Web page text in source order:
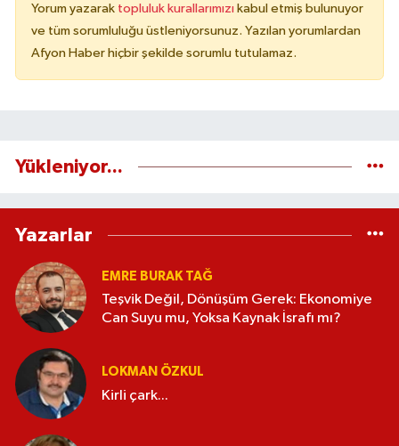
Yorum yazarak topluluk kurallarımızı kabul etmiş bulunuyor
ve tüm sorumluluğu üstleniyorsunuz. Yazılan yorumlardan
Afyon Haber hiçbir şekilde sorumlu tutulamaz.
Yükleniyor...
Yazarlar
EMRE BURAK TAĞ
Teşvik Değil, Dönüşüm Gerek: Ekonomiye
Can Suyu mu, Yoksa Kaynak İsrafı mı?
LOKMAN ÖZKUL
Kirli çark...